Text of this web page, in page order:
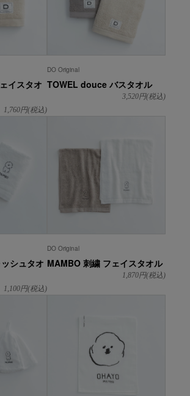
イスタオ
1,760円(税込)
DO Original
TOWEL douce バスタオル
3,520円(税込)
シュタオ
1,100円(税込)
DO Original
MAMBO 刺繍 フェイスタオル
1,870円(税込)